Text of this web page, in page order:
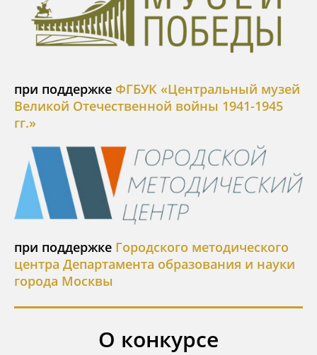
при поддержке ФГБУК «Центральный музей
Великой Отечественной войны 1941-1945
гг.»
при поддержке Городского методического
центра Департамента образования и науки
города Москвы
О конкурсе